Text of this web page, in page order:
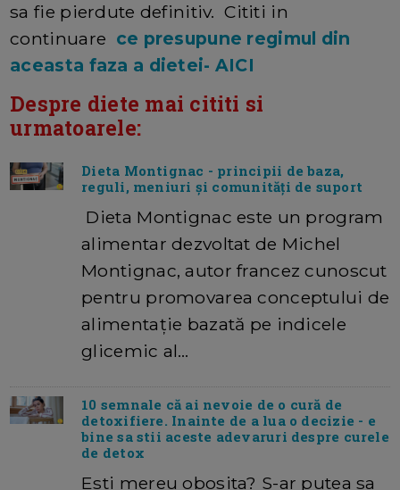
sa fie pierdute definitiv. Cititi in
continuare ce presupune regimul din
aceasta faza a dietei- AICI
Despre diete mai cititi si
urmatoarele:
Dieta Montignac - principii de baza,
reguli, meniuri și comunități de suport
Dieta Montignac este un program
alimentar dezvoltat de Michel
Montignac, autor francez cunoscut
pentru promovarea conceptului de
alimentație bazată pe indicele
glicemic al…
10 semnale că ai nevoie de o cură de
detoxifiere. Inainte de a lua o decizie - e
bine sa stii aceste adevaruri despre curele
de detox
Esti mereu obosita? S-ar putea sa